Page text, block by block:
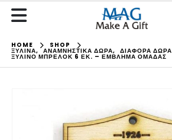
HOME SHOP
ΞΥΛΙΝΑ, ΑΝΑΜΝΗΣΤΙΚΑ ΔΩΡΑ, ΔΙΑΦΟΡΑ ΔΩΡΑ
ΞΎΛΙΝΟ ΜΠΡΕΛΌΚ 6 ΕΚ. – ΈΜΒΛΗΜΑ ΟΜΆΔΑΣ